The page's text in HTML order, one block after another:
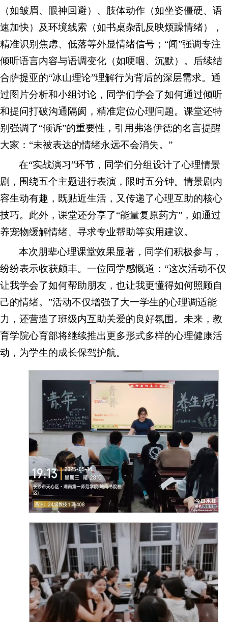
（如皱眉、眼神回避）、肢体动作（如坐姿僵硬、语
速加快）及环境线索（如书桌杂乱反映烦躁情绪），
精准识别焦虑、低落等外显情绪信号；“闻”强调专注
倾听语言内容与语调变化（如哽咽、沉默）。后续结
合萨提亚的“冰山理论”理解行为背后的深层需求。通
过图片分析和小组讨论，同学们学会了如何通过倾听
和提问打破沟通隔阂，精准定位心理问题。课堂还特
别强调了“倾诉”的重要性，引用弗洛伊德的名言提醒
大家：“未被表达的情绪永远不会消失。”
在“实战演习”环节，同学们分组设计了心理情景
剧，围绕五个主题进行表演，限时五分钟。情景剧内
容生动有趣，既贴近生活，又传递了心理互助的核心
技巧。此外，课堂还分享了“能量复原药方”，如通过
养宠物缓解情绪、寻求专业帮助等实用建议。
本次朋辈心理课堂效果显著，同学们积极参与，
纷纷表示收获颇丰。一位同学感慨道：“这次活动不仅
让我学会了如何帮助朋友，也让我更懂得如何照顾自
己的情绪。”活动不仅增强了大一学生的心理调适能
力，还营造了班级内互助关爱的良好氛围。未来，教
育学院心育部将继续推出更多形式多样的心理健康活
动，为学生的成长保驾护航。